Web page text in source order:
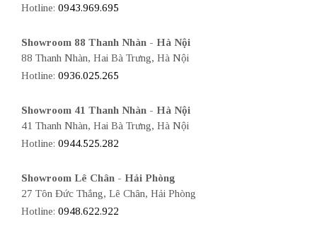
Hotline: 0943.969.695
Showroom 88 Thanh Nhàn - Hà Nội
88 Thanh Nhàn, Hai Bà Trưng, Hà Nội
Hotline: 0936.025.265
Showroom 41 Thanh Nhàn - Hà Nội
41 Thanh Nhàn, Hai Bà Trưng, Hà Nội
Hotline: 0944.525.282
Showroom Lê Chân - Hải Phòng
27 Tôn Đức Thắng, Lê Chân, Hải Phòng
Hotline: 0948.622.922